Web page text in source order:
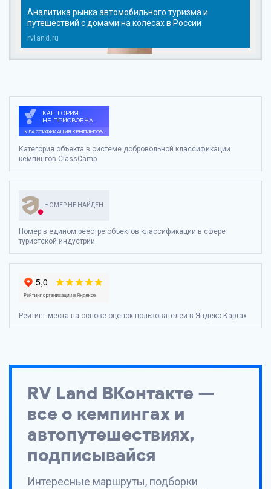
Аналитика рынка автомобильного туризма и
путешествий с домами на колесах в России
rvland.ru
Категория объекта в системе добровольной классификации
кемпингов ClassCamp
НОМЕР НЕ НАЙДЕН
Номер в едином реестре объектов классификации в сфере
туристской индустрии
Рейтинг места на основе оценок пользователей в Яндекс.Картах
RV Land ВКонтакте —
все о кемпингах и
автопутешествиях,
подписывайся
Интересные маршруты, подборки